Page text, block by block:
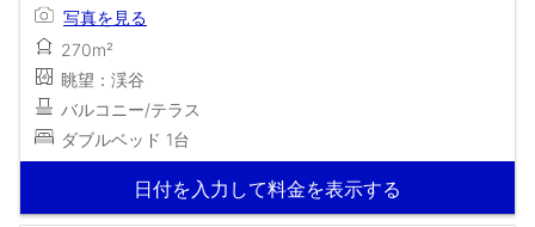
写真を見る
270m²
眺望：渓谷
バルコニー/テラス
ダブルベッド 1台
日付を入力して料金を表示する